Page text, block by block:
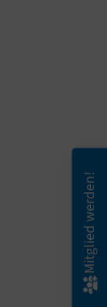
Mitglied werden!